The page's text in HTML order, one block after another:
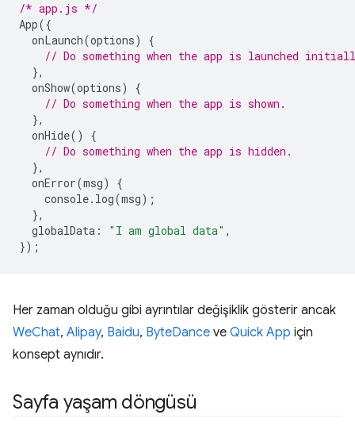
/* app.js */
App({
onLaunch(options)
{
// Do something when the app is launched
},
onShow(options)
{
// Do something when the app is shown.
},
onHide()
{
// Do something when the app is hidden.
},
onError(msg)
{
console. log(msg);
},
globalData : "I am global data" ,
});
Her zaman olduğu gibi ayrıntılar değişiklik gösterir ancak
WeChat, Alipay, Baidu, ByteDance ve Quick App için
konsept aynıdır.
Sayfa yaşam döngüsü